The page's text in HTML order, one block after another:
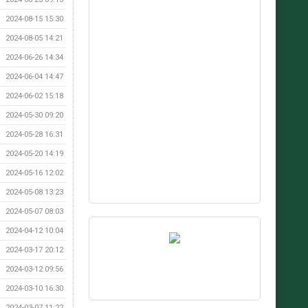
2024-08-15 15:30
2024-08-05 14:21
2024-06-26 14:34
2024-06-04 14:47
2024-06-02 15:18
2024-05-30 09:20
2024-05-28 16:31
2024-05-20 14:19
2024-05-16 12:02
2024-05-08 13:23
2024-05-07 08:03
2024-04-12 10:04
2024-03-17 20:12
2024-03-12 09:56
2024-03-10 16:30